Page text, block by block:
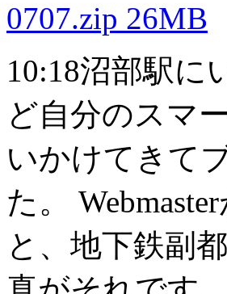
0707.zip 26MB
10:18沼部駅に
ど自分のスマ
いかけてきて
た。
と、地下鉄副